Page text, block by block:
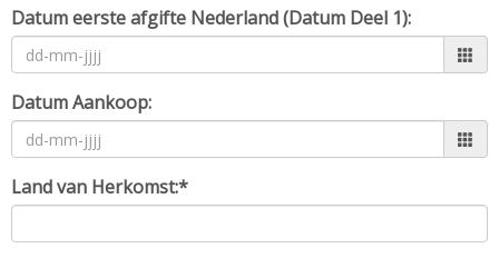
Datum eerste afgifte Nederland (Datum Deel 1):
Datum Aankoop:
Land van Herkomst:*